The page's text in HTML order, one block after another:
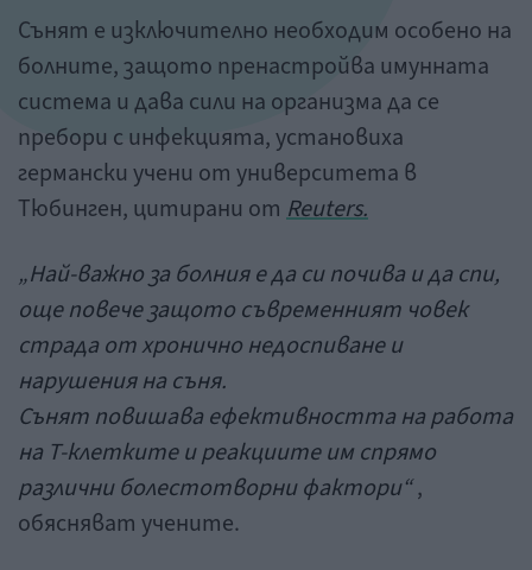
Сънят е изключително необходим особено на
болните, защото пренастройва имунната
система и дава сили на организма да се
пребори с инфекцията, установиха
германски учени от университета в
Тюбинген, цитирани от Reuters.
„Най-важно за болния е да си почива и да спи,
още повече защото съвременният човек
страда от хронично недоспиване и
нарушения на съня.
Сънят повишава ефективността на работа
на Т-клетките и реакциите им спрямо
различни болестотворни фактори“,
обясняват учените.